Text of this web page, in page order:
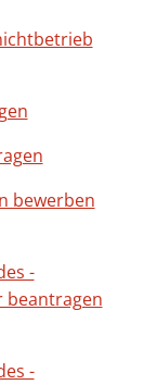
bewerben
-
beantragen
-